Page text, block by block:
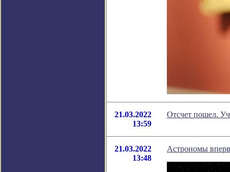
21.03.2022
13:59
Отсчет пошел.
21.03.2022
13:48
Астрономы